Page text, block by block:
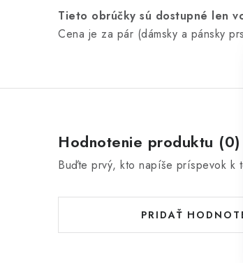
Tieto obrúčky sú dostupné len
Cena je za pár (dámsky a pánsky
Hodnotenie produktu (0)
Buďte prvý, kto napíše príspevok k
PRIDAŤ